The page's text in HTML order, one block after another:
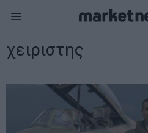
χειριστης